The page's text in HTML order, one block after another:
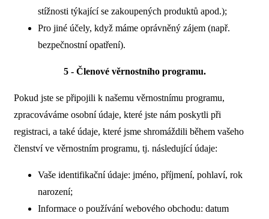
stížnosti týkající se zakoupených produktů apod.);
Pro jiné účely, když máme oprávněný zájem (např.
bezpečnostní opatření).
5 - Členové věrnostního programu.
Pokud jste se připojili k našemu věrnostnímu programu,
zpracováváme osobní údaje, které jste nám poskytli při
registraci, a také údaje, které jsme shromáždili během vašeho
členství ve věrnostním programu, tj. následující údaje:
Vaše identifikační údaje: jméno, příjmení, pohlaví, rok
narození;
Informace o používání webového obchodu: datum